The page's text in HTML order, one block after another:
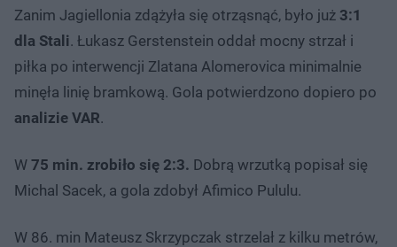
Zanim Jagiellonia zdążyła się otrząsnąć, było już 3:1
dla Stali. Łukasz Gerstenstein oddał mocny strzał i
piłka po interwencji Zlatana Alomerovica minimalnie
minęła linię bramkową. Gola potwierdzono dopiero po
analizie VAR.
W 75 min. zrobiło się 2:3. Dobrą wrzutką popisał się
Michal Sacek, a gola zdobył Afimico Pululu.
W 86. min Mateusz Skrzypczak strzelał z kilku metrów,